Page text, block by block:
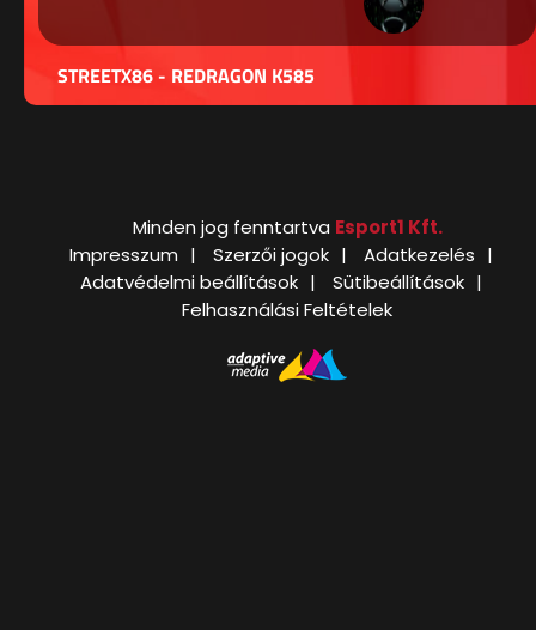
STREETX86 - REDRAGON K585
Minden jog fenntartva Esport1 Kft.
Impresszum
Szerzői jogok
Adatkezelés
Adatvédelmi beállítások
Sütibeállítások
Felhasználási Feltételek